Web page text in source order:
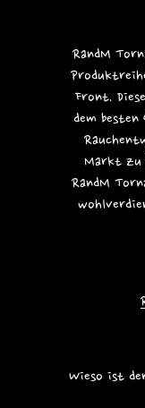
RandM
Front.
dem besten
Markt zu
RandM
Wieso ist